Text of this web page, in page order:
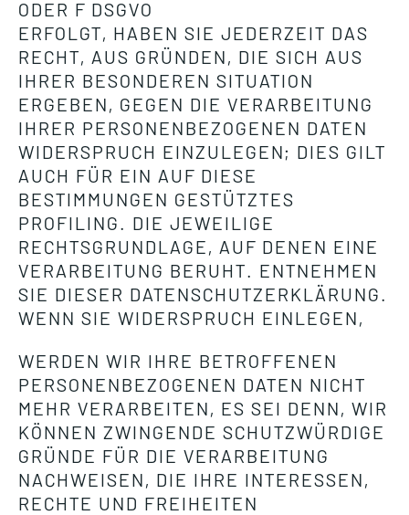
ODER F DSGVO
ERFOLGT, HABEN SIE JEDERZEIT DAS
RECHT, AUS GRÜNDEN, DIE SICH AUS
IHRER BESONDEREN SITUATION
ERGEBEN, GEGEN DIE VERARBEITUNG
IHRER PERSONENBEZOGENEN DATEN
WIDERSPRUCH EINZULEGEN; DIES GILT
AUCH FÜR EIN AUF DIESE
BESTIMMUNGEN GESTÜTZTES
PROFILING. DIE JEWEILIGE
RECHTSGRUNDLAGE, AUF DENEN EINE
VERARBEITUNG BERUHT. ENTNEHMEN
SIE DIESER DATENSCHUTZERKLÄRUNG.
WENN SIE WIDERSPRUCH EINLEGEN,
WERDEN WIR IHRE BETROFFENEN
PERSONENBEZOGENEN DATEN NICHT
MEHR VERARBEITEN, ES SEI DENN, WIR
KÖNNEN ZWINGENDE SCHUTZWÜRDIGE
GRÜNDE FÜR DIE VERARBEITUNG
NACHWEISEN, DIE IHRE INTERESSEN,
RECHTE UND FREIHEITEN